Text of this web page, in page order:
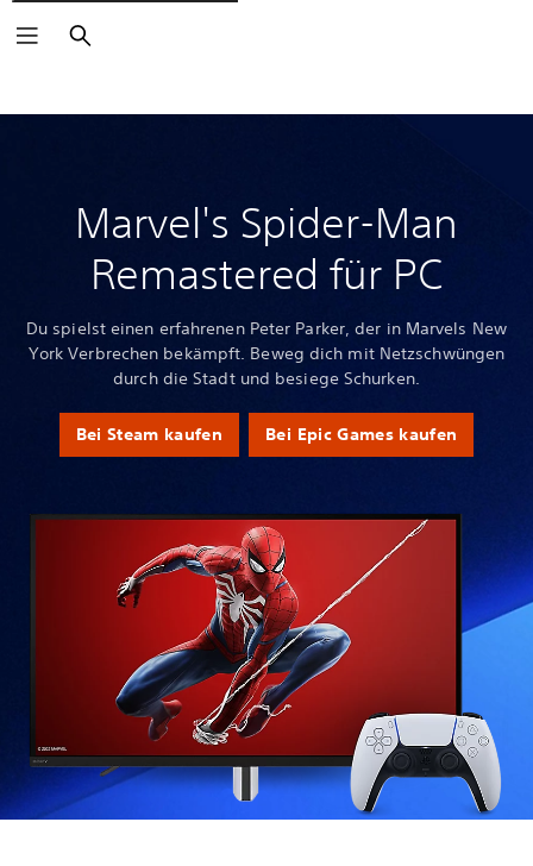
Suchen
Marvel's Spider-Man
Remastered für PC
Du spielst einen erfahrenen Peter Parker, der in Marvels New
York Verbrechen bekämpft. Beweg dich mit Netzschwüngen
durch die Stadt und besiege Schurken.
Bei Steam kaufen Bei Epic Games kaufen